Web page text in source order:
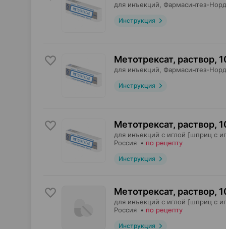
для инъекций, Фармасинтез-Норд
Инструкция
Метотрексат, раствор,
для инъекций, Фармасинтез-Норд
Инструкция
Метотрексат, раствор,
для инъекций с иглой [шприц с
Россия • по рецепту
Инструкция
Метотрексат, раствор,
для инъекций с иглой [шприц с
Россия • по рецепту
Инструкция